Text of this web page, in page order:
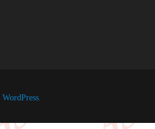
WordPress.